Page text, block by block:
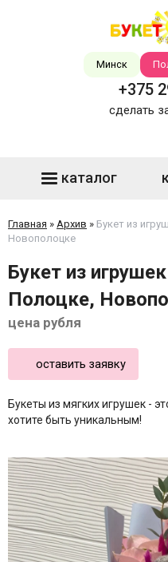
Минск
+375
сделать
каталог
Главная » Архив » Букет из
Новополоцке
Букет из
Полоцке,
цена рубля
оставить заявку
Букеты из мягких игрушек -
хотите быть уникальным!